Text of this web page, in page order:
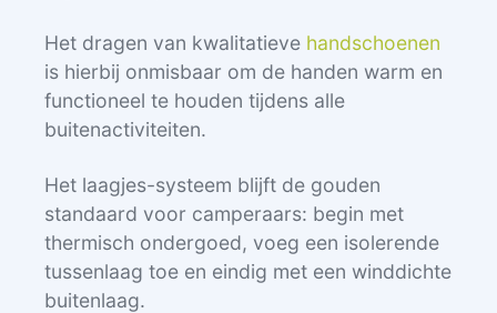
Het dragen van kwalitatieve handschoenen
is hierbij onmisbaar om de handen warm en
functioneel te houden tijdens alle
buitenactiviteiten.
Het laagjes-systeem blijft de gouden
standaard voor camperaars: begin met
thermisch ondergoed, voeg een isolerende
tussenlaag toe en eindig met een winddichte
buitenlaag.